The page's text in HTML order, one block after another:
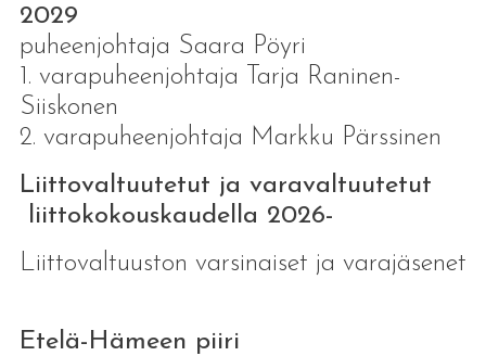
2029
puheenjohtaja Saara Pöyri
1. varapuheenjohtaja Tarja Raninen-
Siiskonen
2. varapuheenjohtaja Markku Pärssinen
Liittovaltuutetut ja varavaltuutetut
liittokokouskaudella 2026-
Liittovaltuuston varsinaiset ja varajäsenet
Etelä-Hämeen piiri